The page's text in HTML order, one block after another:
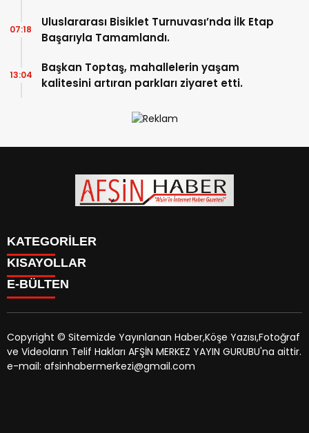
Uluslararası Bisiklet Turnuvası’nda İlk Etap
Başarıyla Tamamlandı.
07:18
Başkan Toptaş, mahallelerin yaşam
kalitesini artıran parkları ziyaret etti.
13:04
KATEGORİLER
SİYASET
EĞİTİM
MAGAZİN
MANŞETLER
ÖZEL HABER
KISAYOLLAR
SİYASET
EĞİTİM
KÜLTÜR SANAT
MAGAZİN
MANŞETLER
E-BÜLTEN
afsinhaber.com e-bültenine abone olarak, tarafınıza haber,
duyuru ve kampanya içerikli e-postaların gönderilmesini
Copyright © Sitemizde Yayınlanan Haber,Köşe Yazısı,Fotoğraf
ve Videoların Telif Hakları AFŞİN MERKEZ YAYIN GURUBU'na aittir.
e-mail: afsinhabermerkezi@gmail.com